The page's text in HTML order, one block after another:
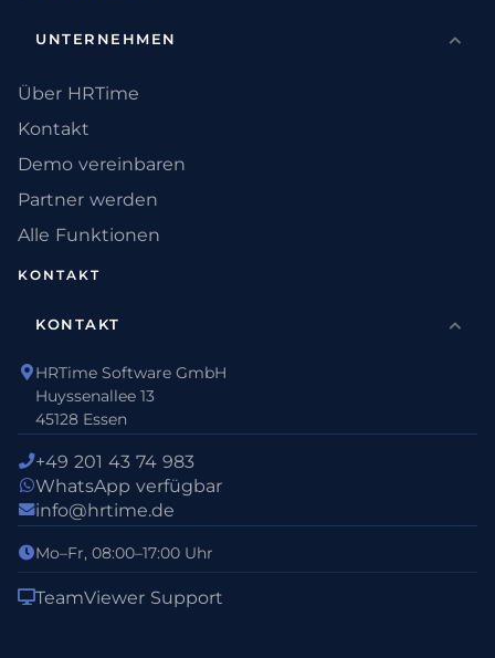
UNTERNEHMEN
Über HRTime
Kontakt
Demo vereinbaren
Partner werden
Alle Funktionen
KONTAKT
KONTAKT
HRTime Software GmbH
Huyssenallee 13
45128 Essen
+49 201 43 74 983
WhatsApp verfügbar
info@hrtime.de
Mo–Fr, 08:00–17:00 Uhr
TeamViewer Support